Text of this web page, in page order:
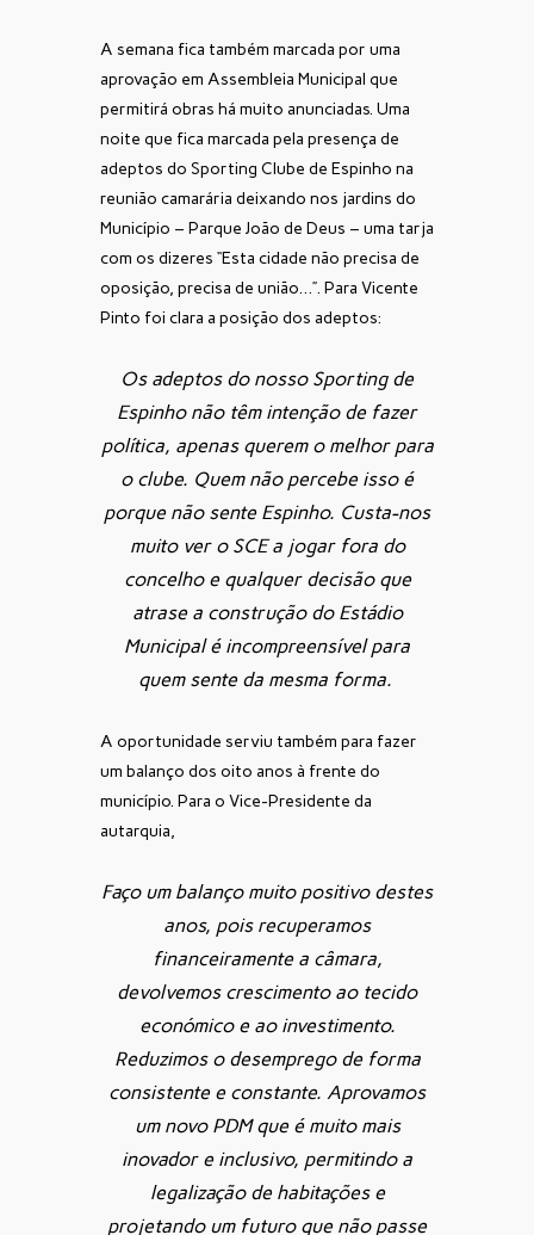
A semana fica também marcada por uma
aprovação em Assembleia Municipal que
permitirá obras há muito anunciadas. Uma
noite que fica marcada pela presença de
adeptos do Sporting Clube de Espinho na
reunião camarária deixando nos jardins do
Município – Parque João de Deus – uma tarja
com os dizeres “Esta cidade não precisa de
oposição, precisa de união…”. Para Vicente
Pinto foi clara a posição dos adeptos:
Os adeptos do nosso Sporting de
Espinho não têm intenção de fazer
política, apenas querem o melhor para
o clube. Quem não percebe isso é
porque não sente Espinho. Custa-nos
muito ver o SCE a jogar fora do
concelho e qualquer decisão que
atrase a construção do Estádio
Municipal é incompreensível para
quem sente da mesma forma.
A oportunidade serviu também para fazer
um balanço dos oito anos à frente do
município. Para o Vice-Presidente da
autarquia,
Faço um balanço muito positivo destes
anos, pois recuperamos
financeiramente a câmara,
devolvemos crescimento ao tecido
económico e ao investimento.
Reduzimos o desemprego de forma
consistente e constante. Aprovamos
um novo PDM que é muito mais
inovador e inclusivo, permitindo a
legalização de habitações e
projetando um futuro que não passe